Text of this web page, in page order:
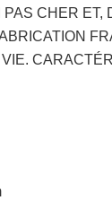
PAS CHER ET,